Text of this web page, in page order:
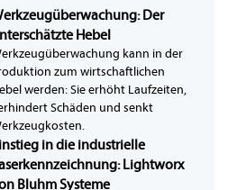
Der
Hebel
kann in der
zum wirtschaftlichen
werden: Sie erhöht Laufzeiten,
Schäden und senkt
in die industrielle
Lightworx
Bluhm Systeme